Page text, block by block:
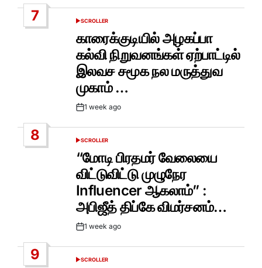
7
POSTED
SCROLLER
காரைக்குடியில் அழகப்பா
கல்வி நிறுவனங்கள் ஏற்பாட்டில்
இலவச சமூக நல மருத்துவ
முகாம் …
Post1 week ago
8
POSTED
SCROLLER
“மோடி பிரதமர் வேலையை
விட்டுவிட்டு முழுநேர
Influencer ஆகலாம்” :
அபிஜீத் திப்கே விமர்சனம்…
Post1 week ago
9
POSTED
SCROLLER